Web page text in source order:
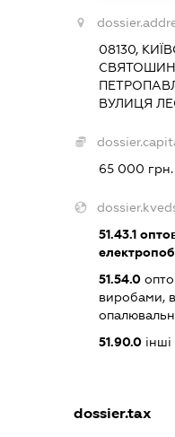
08130,
ВУЛИЦЯ
65 000 грн.
51.43.1
51.54.0
виробами,
51.90.0
dossier.tax